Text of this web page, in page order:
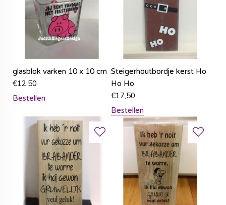
glasblok varken 10 x 10 cm
€12,50
Bestellen
Steigerhoutbordje kerst Ho
Ho Ho
€17,50
Bestellen